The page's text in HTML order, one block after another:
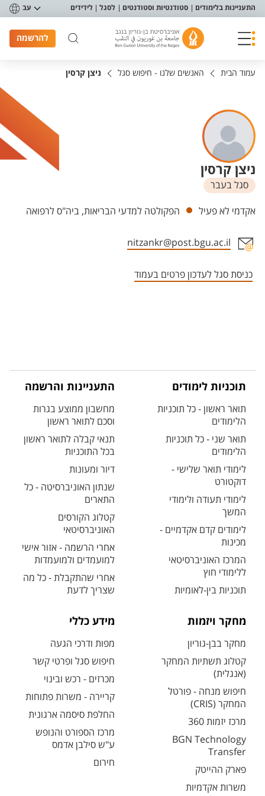
תפריט נגישות
התעניינות בלימודים סטודנטיות וסטודנטים לסגל לידידים עב
להרשמה
עמוד הבית האנשים שלנו - חיפוש סגל ניצן קרסין
ניצן קרסין
סגל בעבר
יחידות
אקדמי לא פעיל הפקולטה למדעי הבריאות, ביה"ס לרפואה
nitzankr@post.bgu.ac.il
כניסת סגל לעדכון פרטים בעמוד
תוכניות לימודים
תואר ראשון - כל תוכניות
הלימודים
תואר שני - כל תוכניות
הלימודים
לימודי תואר שלישי -
דוקטורט
לימודי תעודה ולימודי
המשך
לימודים קדם אקדמיים -
מכינות
המרכז האוניברסיטאי
ללימודי חוץ
תוכניות בין-לאומיות
התעניינות והרשמה
מחשבון ממוצע בגרות
וסכם לתואר ראשון
תנאי קבלה לתואר ראשון
בכל התוכניות
דיור ומעונות
שנתון האוניברסיטה - כל
התארים
קטלוג הקורסים
האוניברסיטאי
אחרי הרשמה - אזור אישי
למועמדים ולמועמדות
אחרי שהתקבלת - כל מה
שצריך לדעת
מחקר ויזמות
מחקר בבן-גוריון
קטלוג תשתיות המחקר
(אנגלית)
חיפוש מנחה - פורטל
המחקר (CRIS)
מרכז יזמות 360
BGN Technology
Transfer
פארק ההייטק
משרות אקדמיות
מידע כללי
מפות ודרכי הגעה
חיפוש סגל ופרטי קשר
מכרזים - רכש ובינוי
קריירה - משרות פתוחות
החלפת סיסמה ארגונית
מרכז הספורט והנופש
ע"ש סילבן אדמס
חירום